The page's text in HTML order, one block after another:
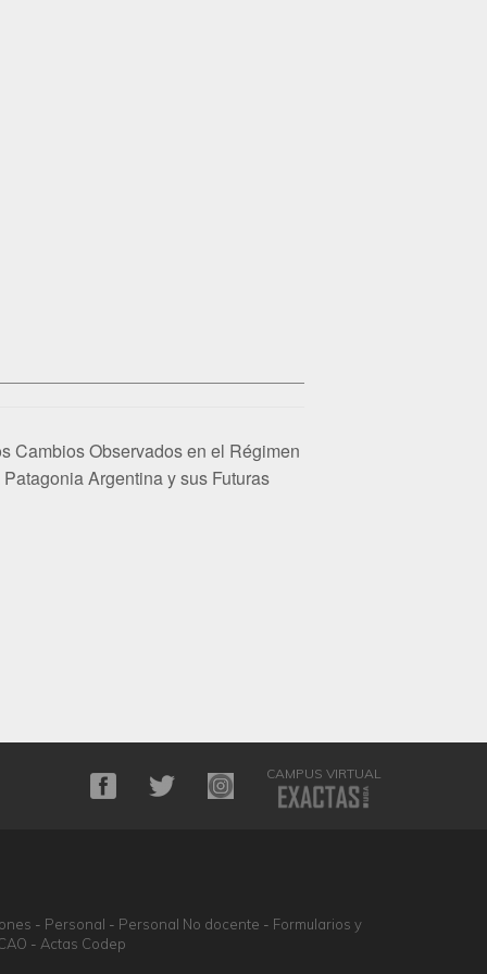
Cambios Observados en el Régimen
Argentina y sus Futuras
CAMPUS VIRTUAL
Personal Personal No docente
Formularios y
Actas Codep